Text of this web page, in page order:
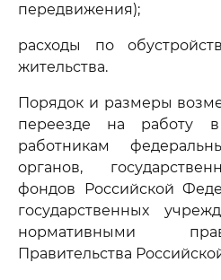
передвижения);
расходы по
жительства.
Порядок и размеры
переезде на работу
работникам
органов,
фондов Российской
государственных
нормативными
Правительства